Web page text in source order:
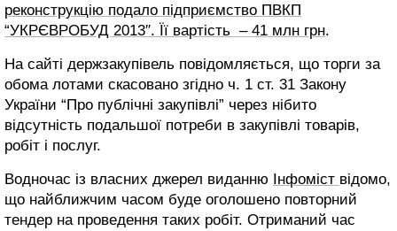
реконструкцію подало підприємство ПВКП
“УКРЄВРОБУД 2013″. Її вартість – 41 млн грн.
На сайті держзакупівель повідомляється, що торги за
обома лотами скасовано згідно ч. 1 ст. 31 Закону
України “Про публічні закупівлі” через нібито
відсутність подальшої потреби в закупівлі товарів,
робіт і послуг.
Водночас із власних джерел виданню
Інфоміст відомо,
що найближчим часом буде оголошено повторний
тендер на проведення таких робіт. Отриманий час